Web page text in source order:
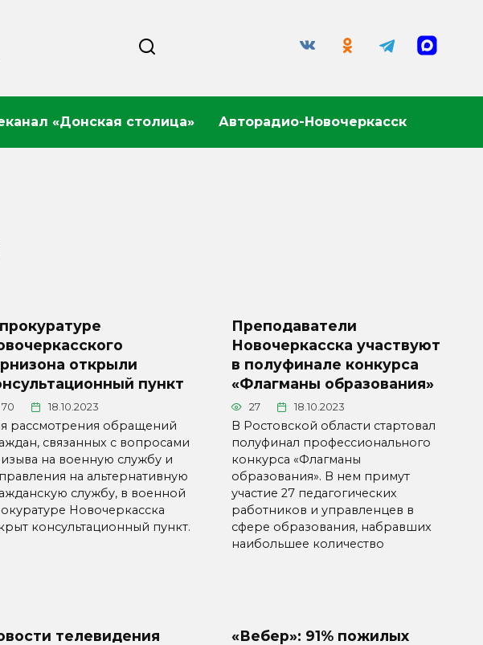
«Донская столица» Авторадио-Новочеркасск
открыли
пункт
70 18.10.2023
рассмотрения обращений
связанных с вопросами
на военную службу и
на альтернативную
службу, в военной
Новочеркасска
консультационный пункт.
Преподаватели
Новочеркасска участвуют
в полуфинале конкурса
«Флагманы образования»
27 18.10.2023
В Ростовской области стартовал
полуфинал профессионального
конкурса «Флагманы
образования». В нем примут
участие 27 педагогических
работников и управленцев в
сфере образования, набравших
наибольшее количество
телевидения
«Вебер»: 91% пожилых